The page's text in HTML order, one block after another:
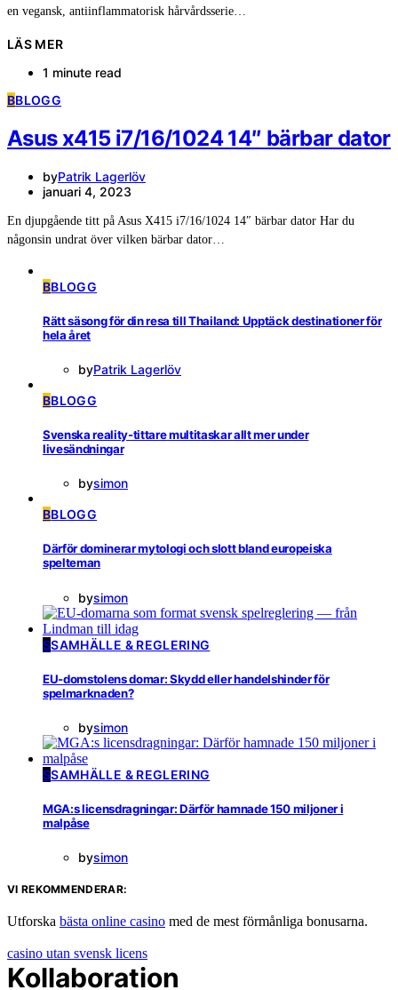
en vegansk, antiinflammatorisk hårvårdsserie…
LÄS MER
1 minute read
BBLOGG
Asus x415 i7/16/1024 14″ bärbar dator
byPatrik Lagerlöv
januari 4, 2023
En djupgående titt på Asus X415 i7/16/1024 14″ bärbar dator Har du
någonsin undrat över vilken bärbar dator…
BBLOGG
Rätt säsong för din resa till Thailand: Upptäck destinationer för
hela året
byPatrik Lagerlöv
BBLOGG
Svenska reality-tittare multitaskar allt mer under
livesändningar
bysimon
BBLOGG
Därför dominerar mytologi och slott bland europeiska
spelteman
bysimon
SSAMHÄLLE & REGLERING
EU-domstolens domar: Skydd eller handelshinder för
spelmarknaden?
bysimon
SSAMHÄLLE & REGLERING
MGA:s licensdragningar: Därför hamnade 150 miljoner i
malpåse
bysimon
VI REKOMMENDERAR:
Utforska bästa online casino med de mest förmånliga bonusarna.
casino utan svensk licens
Kollaboration